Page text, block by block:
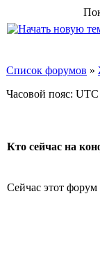
Список форумов »
Часовой пояс: UTC
Кто сейчас на
Сейчас этот форум